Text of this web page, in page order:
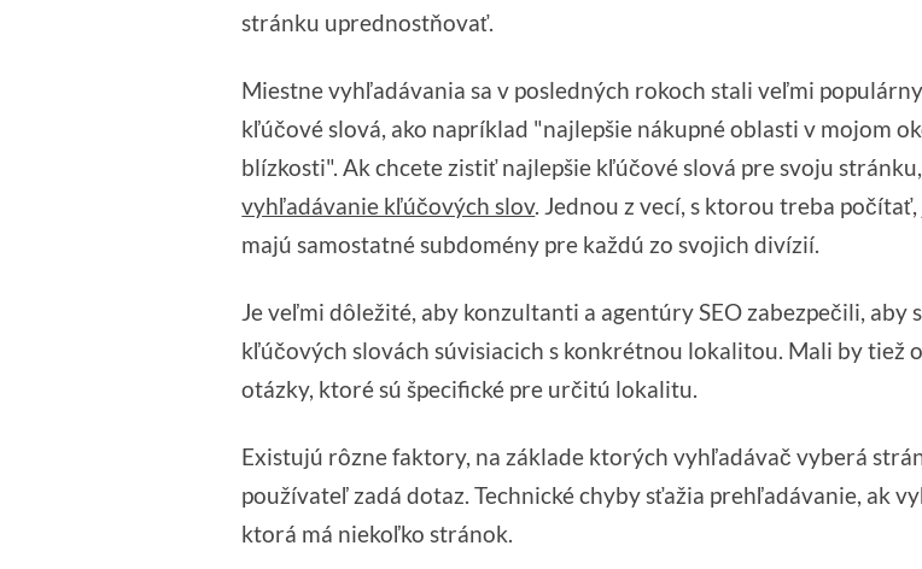
stránku uprednostňovať.
Miestne vyhľadávania sa v posledných rokoch stali veľmi
kľúčové slová, ako napríklad "najlepšie nákupné oblasti v mojom
blízkosti". Ak chcete zistiť najlepšie kľúčové slová pre svoju
vyhľadávanie kľúčových slov. Jednou z vecí, s ktorou treba
majú samostatné subdomény pre každú zo svojich divízií.
Je veľmi dôležité, aby konzultanti a agentúry SEO zabezpečili, aby
kľúčových slovách súvisiacich s konkrétnou lokalitou. Mali by tiež
otázky, ktoré sú špecifické pre určitú lokalitu.
Existujú rôzne faktory, na základe ktorých vyhľadávač vyberá
používateľ zadá dotaz. Technické chyby sťažia prehľadávanie, ak
ktorá má niekoľko stránok.